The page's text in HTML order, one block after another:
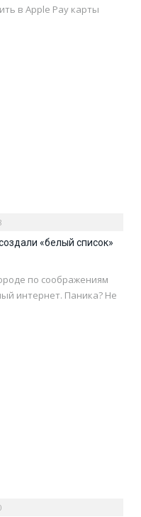
в Apple Pay карты
«белый список»
по соображениям
интернет. Паника? Не